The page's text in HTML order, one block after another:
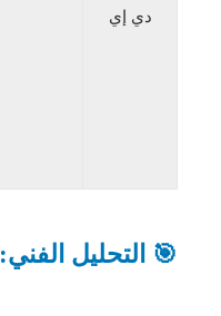
دي إي
🎯 التحليل الفني: